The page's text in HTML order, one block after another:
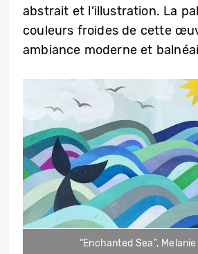
abstrait et l’illustration. La
couleurs froides de cette
ambiance moderne et
“Enchanted Sea”,